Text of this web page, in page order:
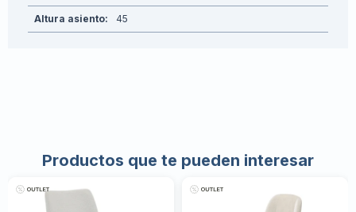
Altura asiento 45
Productos que te pueden interesar